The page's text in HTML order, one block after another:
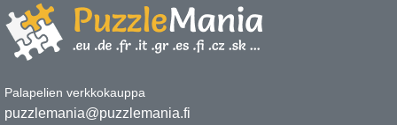
Palapelien verkkokauppa
puzzlemania@puzzlemania.fi